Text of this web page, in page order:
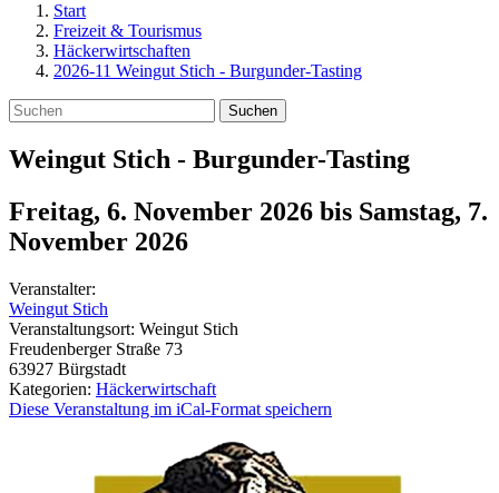
Start
Freizeit & Tourismus
Häckerwirtschaften
2026-11 Weingut Stich - Burgunder-Tasting
Suchen
Weingut Stich - Burgunder-Tasting
Freitag, 6. November 2026 bis Samstag, 7.
November 2026
Veranstalter:
Weingut Stich
Veranstaltungsort: Weingut Stich
Freudenberger Straße 73
63927 Bürgstadt
Kategorien: Häckerwirtschaft
Diese Veranstaltung im iCal-Format speichern